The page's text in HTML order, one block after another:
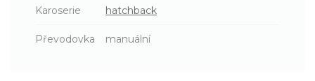
Karoserie hatchback
Převodovka manuální